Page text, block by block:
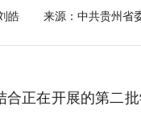
皓 来源：中共贵州省
合正在开展的第二